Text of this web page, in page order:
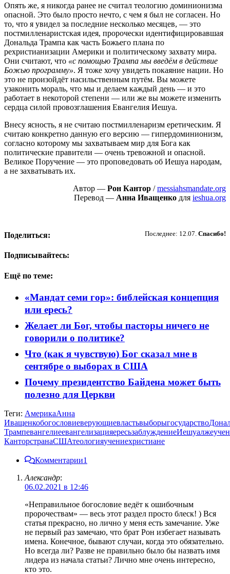
Опять же, я никогда ранее не считал теологию доминионизма
опасной. Это было просто нечто, с чем я был не согласен. Но
то, что я увидел за последние несколько месяцев, — это
постмилленаристская идея, пророчески идентифицировавшая
Дональда Трампа как часть Божьего плана по
рехристианизации Америки и политическому захвату мира.
Они считают, что «с помощью Трампа мы введём в действие
Божью программу». Я тоже хочу увидеть покаяние нации. Но
это не произойдёт насильственным путём. Вы можете
узаконить мораль, что мы и делаем каждый день — и это
работает в некоторой степени — или же вы можете изменить
сердца силой провозглашения Евангелия Иешуа.
Внесу ясность, я не считаю постмилленаризм еретическим. Я
считаю конкретно данную его версию — гипердоминионизм,
согласно которому мы захватываем мир для Бога как
политические правители — очень тревожной и опасной.
Великое Поручение — это проповедовать об Иешуа народам,
а не захватывать их.
Автор — Рон Кантор /messiahsmandate.org
Перевод — Анна Иващенко для ieshua.org
Последнее: 12.07. Спасибо!
Поделиться:
Подписывайтесь:
Ещё по теме:
«Мандат семи гор»: библейская концепция
или ересь?
Желает ли Бог, чтобы пасторы ничего не
говорили о политике?
Что (как я чувствую) Бог сказал мне в
сентябре о выборах в США
Почему президентство Байдена может быть
полезно для Церкви
Теги: АмерикаАнна
Иващенкобогословиеверующиевластьвыборыгосударство
ТрампевангелиеевангелизацияересьзаблуждениеИешуа
КанторстранаСШАтеологияучениехристиане
Комментарии1
Александр:
06.02.2021 в 12:46
«Неправильное богословие ведёт к ошибочным
пророчествам» — весь этот раздел просто блеск! ) Вся
статья прекрасно, но лично у меня есть замечание. Уже
не первый раз замечаю, что брат Рон избегает называть
имена. Конечное, бывают случаи, когда это обязательно.
Но всегда ли? Разве не правильно было бы назвать имя
лидера из начала статьи? Лично мне очень интересно,
кто это.